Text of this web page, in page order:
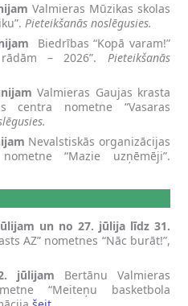
Valmieras Mūzikas skolas
Pieteikšanās noslēgusies.
Biedrības “Kopā varam!”
– 2026”. Pieteikšanās
Valmieras Gaujas krasta
centra nometne “Vasaras
Nevalstiskās organizācijas
“Mazie uzņēmēji”.
un no 27. jūlija līdz 31.
AZ” nometnes “Nāc burāt!”,
jūlijam Bertānu Valmieras
“Meiteņu basketbola